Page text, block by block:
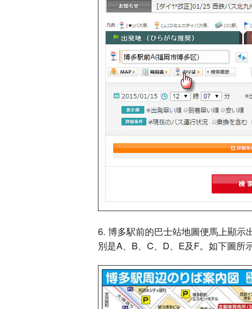
6. 博多駅前的巴士站地圖便馬上顯示
別是A、B、C、D、E及F。如下圖所